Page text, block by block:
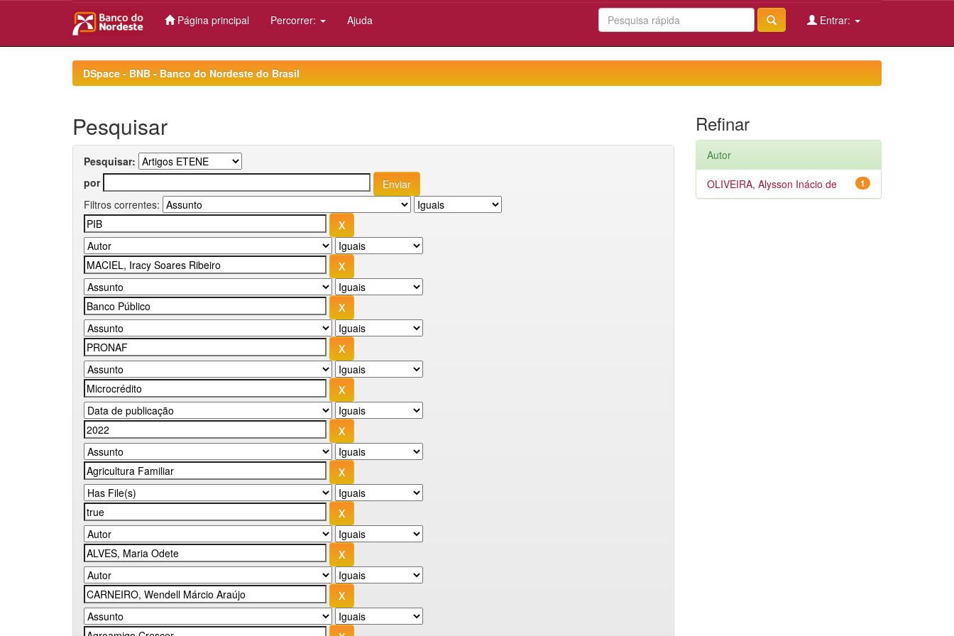
Página principal Percorrer: Ajuda Entrar:
DSpace - BNB - Banco do Nordeste do Brasil
Pesquisar
Pesquisar:
por
Filtros correntes:
Refinar
Autor
1
OLIVEIRA, Alysson Inácio de